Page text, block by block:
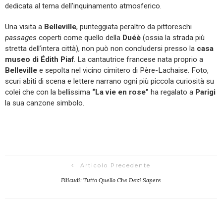
dedicata al tema dell’inquinamento atmosferico.
Una visita a Belleville, punteggiata peraltro da pittoreschi
passages coperti come quello della Duéè (ossia la strada più
stretta dell’intera città), non può non concludersi presso la casa
museo di Édith Piaf . La cantautrice francese nata proprio a
Belleville e sepolta nel vicino cimitero di Père-Lachaise. Foto,
scuri abiti di scena e lettere narrano ogni più piccola curiosità su
colei che con la bellissima “La vie en rose” ha regalato a Parigi
la sua canzone simbolo.
Articolo Precedente
Filicudi: Tutto Quello Che Devi Sapere